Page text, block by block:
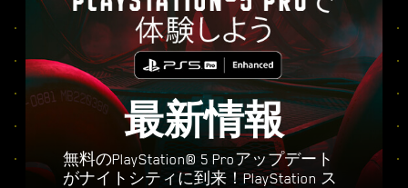
最新情報
無料のPlayStation® 5 Proアップデート
がナイトシティに到来！PlayStation ス